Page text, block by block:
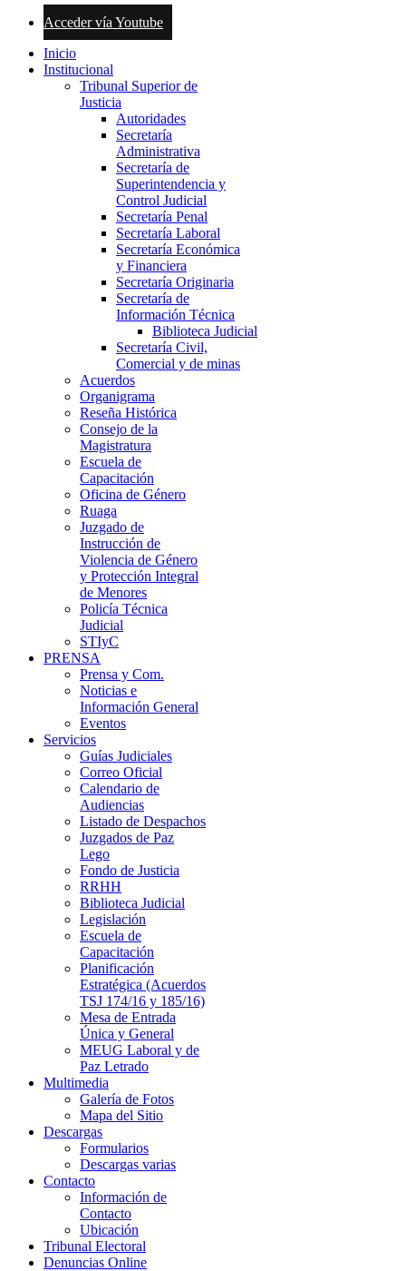
Acceder vía Youtube
Inicio
Institucional
Tribunal Superior de
Justicia
Autoridades
Secretaría
Administrativa
Secretaría de
Superintendencia y
Control Judicial
Secretaría Penal
Secretaría Laboral
Secretaría Económica
y Financiera
Secretaría Originaria
Secretaría de
Información Técnica
Biblioteca Judicial
Secretaría Civil,
Comercial y de minas
Acuerdos
Organigrama
Reseña Histórica
Consejo de la
Magistratura
Escuela de
Capacitación
Oficina de Género
Ruaga
Juzgado de
Instrucción de
Violencia de Género
y Protección Integral
de Menores
Policía Técnica
Judicial
STIyC
PRENSA
Prensa y Com.
Noticias e
Información General
Eventos
Servicios
Guías Judiciales
Correo Oficial
Calendario de
Audiencias
Listado de Despachos
Juzgados de Paz
Lego
Fondo de Justicia
RRHH
Biblioteca Judicial
Legislación
Escuela de
Capacitación
Planificación
Estratégica (Acuerdos
TSJ 174/16 y 185/16)
Mesa de Entrada
Única y General
MEUG Laboral y de
Paz Letrado
Multimedia
Galería de Fotos
Mapa del Sitio
Descargas
Formularios
Descargas varias
Contacto
Información de
Contacto
Ubicación
Tribunal Electoral
Denuncias Online